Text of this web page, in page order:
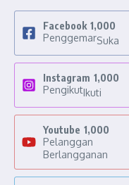
Facebook 1,000
PenggemarSuka
Instagram 1,000
PengikutIkuti
Youtube 1,000
Pelanggan
Berlangganan